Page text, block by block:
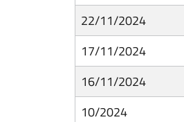
22/11/2024
17/11/2024
16/11/2024
10/2024